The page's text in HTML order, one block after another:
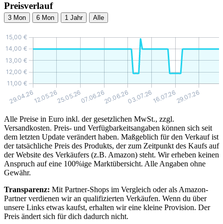
Preisverlauf
3 Mon 6 Mon 1 Jahr Alle
Alle Preise in Euro inkl. der gesetzlichen MwSt., zzgl.
Versandkosten. Preis- und Verfügbarkeitsangaben können sich seit
dem letzten Update verändert haben. Maßgeblich für den Verkauf ist
der tatsächliche Preis des Produkts, der zum Zeitpunkt des Kaufs auf
der Website des Verkäufers (z.B. Amazon) steht. Wir erheben keinen
Anspruch auf eine 100%ige Marktübersicht. Alle Angaben ohne
Gewähr.
Transparenz: Mit Partner-Shops im Vergleich oder als Amazon-
Partner verdienen wir an qualifizierten Verkäufen. Wenn du über
unsere Links etwas kaufst, erhalten wir eine kleine Provision. Der
Preis ändert sich für dich dadurch nicht.